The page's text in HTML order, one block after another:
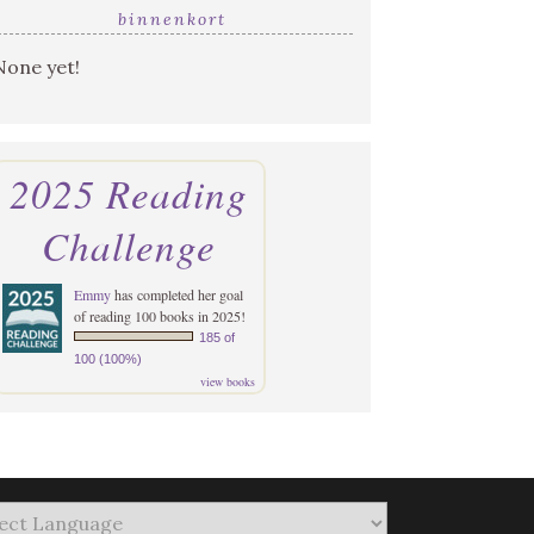
binnenkort
yet!
2025 Reading
Challenge
Emmyhas completed her goal
of reading 100 books in 2025!
185 of
100 (100%)
view books